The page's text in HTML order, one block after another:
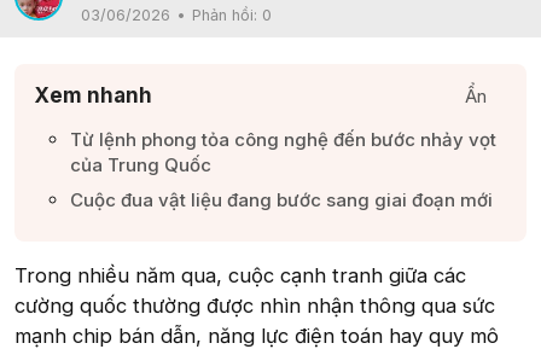
03/06/2026
Phản hồi: 0
Xem nhanh
Ẩn
Từ lệnh phong tỏa công nghệ đến bước nhảy vọt
của Trung Quốc​
Cuộc đua vật liệu đang bước sang giai đoạn mới​
Trong nhiều năm qua, cuộc cạnh tranh giữa các
cường quốc thường được nhìn nhận thông qua sức
mạnh chip bán dẫn, năng lực điện toán hay quy mô